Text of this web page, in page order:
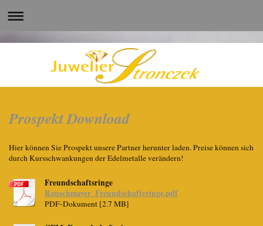
Prospekt Download
Hier können Sie Prospekt unsere Partner herunter laden. Preise können sich
durch Kursschwankungen der Edelmetalle verändern!
Freundschaftsringe
Rauschmayer_Freundschafteringe.pdf
PDF-Dokument [2.7 MB]